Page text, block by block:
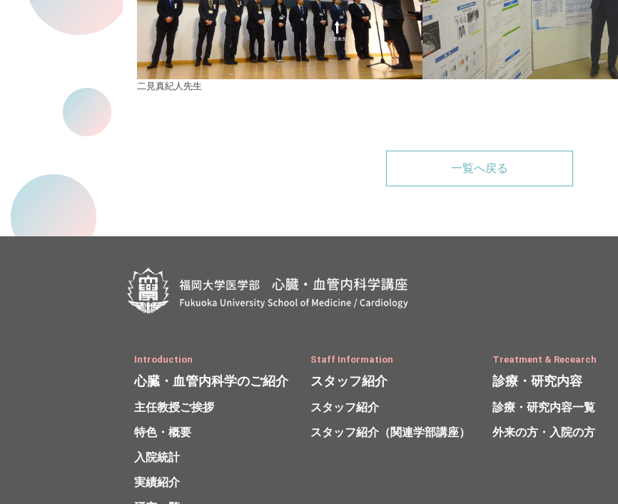
二見真紀人先生
一覧へ戻る
Introduction
心臓・血管内科学のご紹介
主任教授ご挨拶
特色・概要
入院統計
実績紹介
Staff Information
スタッフ紹介
スタッフ紹介
スタッフ紹介（関連学部講座）
Treatment & Recearch
診療・研究内容
診療・研究内容一覧
外来の方・入院の方